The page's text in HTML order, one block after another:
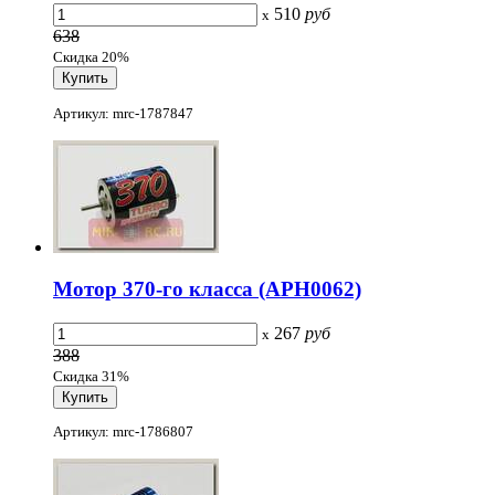
x 510 руб
638
Скидка 20%
Артикул: mrc-1787847
Мотор 370-го класса (APH0062)
x 267 руб
388
Скидка 31%
Артикул: mrc-1786807